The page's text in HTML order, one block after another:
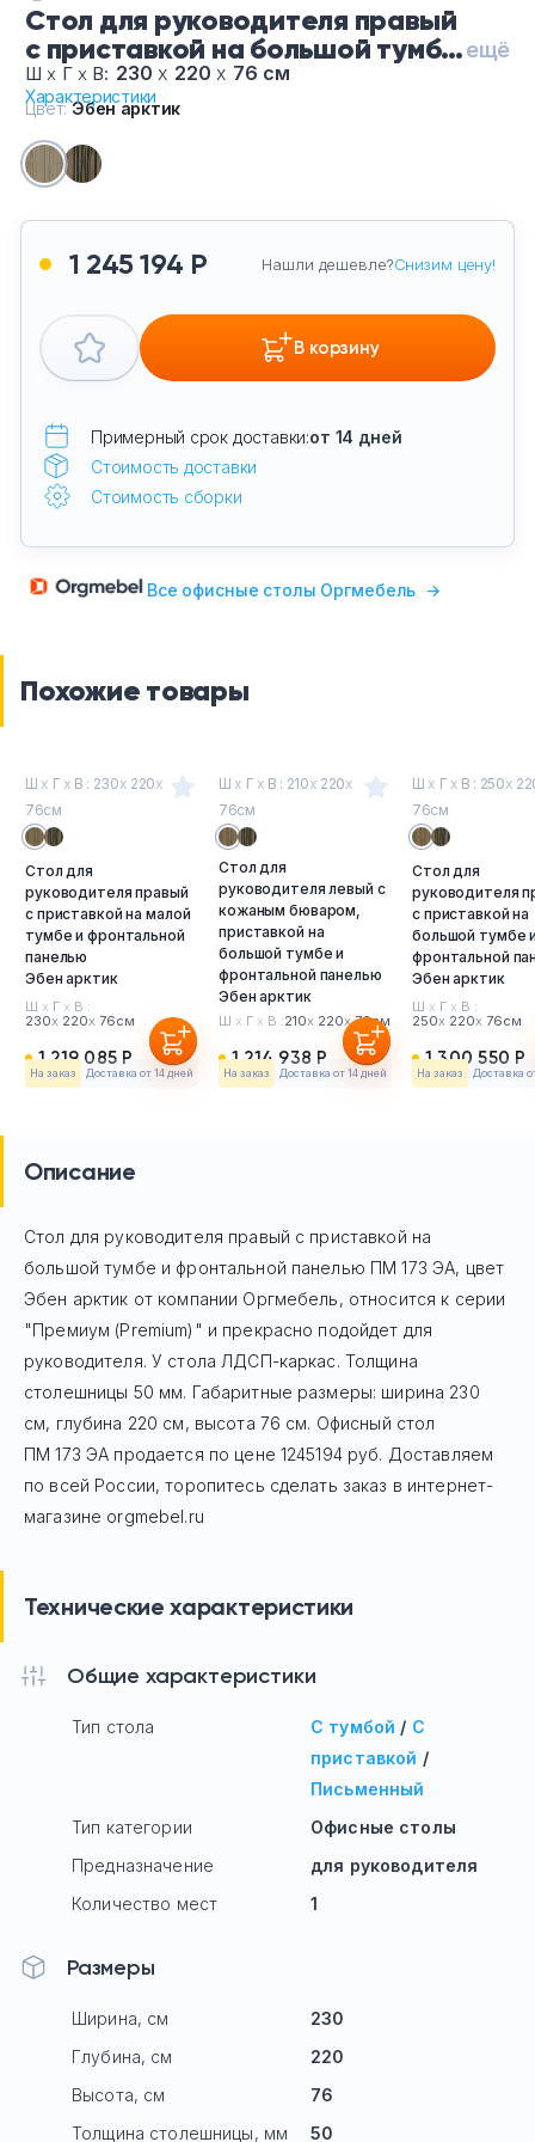
Стол для руководителя правый
с приставкой на большой тумбе
и фронтальной панелью ПМ 173
ЭА, цвет Эбен арктик
ещё
Шх Г х В: 230х 220х 76 см
Характеристики
1 245 194 Р Нашли дешевле?Снизим цену!
В корзину
Примерный срок доставки:от 14 дней
Стоимость доставки
Стоимость сборки
Цвет:Эбен арктик
Все офисные столы Оргмебель →
Похожие товары
Ш х Г х В : 230х 220х
76см
Стол для
руководителя правый
с приставкой на малой
тумбе и фронтальной
панелью
Эбен арктик
Ш х Г х В :
230х 220х 76см
1 219 085 Р
На заказ Доставка от 14 дней
Ш х Г х В : 210х 220х
76см
Стол для
руководителя левый с
кожаным бюваром,
приставкой на
большой тумбе и
фронтальной панелью
Эбен арктик
Ш х Г х В :210х 220х76см
1 214 938 Р
На заказ Доставка от 14 дней
Ш х Г х В : 250х
76см
Стол для
руководителя
с приставкой на
большой тумбе
фронтальной
Эбен арктик
Ш х Г х В :
250х 220х 76см
1 300 550 Р
На заказ Доставка
Описание
Стол для руководителя правый с приставкой на
большой тумбе и фронтальной панелью ПМ 173 ЭА, цвет
Эбен арктик от компании Оргмебель, относится к серии
"Премиум (Premium)" и прекрасно подойдет для
руководителя. У стола ЛДСП-каркас. Толщина
столешницы 50 мм. Габаритные размеры: ширина 230
см, глубина 220 см, высота 76 см. Офисный стол
ПМ 173 ЭА продается по цене 1245194руб. Доставляем
по всей России, торопитесь сделать заказ в интернет-
магазине orgmebel.ru
Технические характеристики
Общие характеристики
Тип стола С тумбой / С
приставкой /
Письменный
Тип категории
Офисные столы
Предназначение
для руководителя
Количество мест
1
Размеры
Ширина, см
230
Глубина, см
220
Высота, см
76
Толщина столешницы, мм
50
Тумбы офисные
Офисные шкафы
Обеденная зона
Искусственные растения